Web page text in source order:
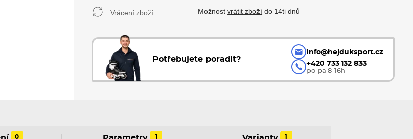
Vrácení zboží: Možnostvrátit zboží do 14ti dnů
Potřebujete poradit?
info@hejduksport.cz
+420 733 132 833
po-pa 8-16h
0 1 1